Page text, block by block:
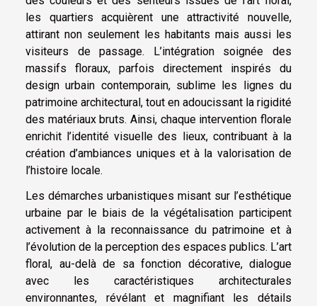
les quartiers acquièrent une attractivité nouvelle,
attirant non seulement les habitants mais aussi les
visiteurs de passage. L’intégration soignée des
massifs floraux, parfois directement inspirés du
design urbain contemporain, sublime les lignes du
patrimoine architectural, tout en adoucissant la rigidité
des matériaux bruts. Ainsi, chaque intervention florale
enrichit l’identité visuelle des lieux, contribuant à la
création d’ambiances uniques et à la valorisation de
l’histoire locale.
Les démarches urbanistiques misant sur l’esthétique
urbaine par le biais de la végétalisation participent
activement à la reconnaissance du patrimoine et à
l’évolution de la perception des espaces publics. L’art
floral, au-delà de sa fonction décorative, dialogue
avec les caractéristiques architecturales
environnantes, révélant et magnifiant les détails